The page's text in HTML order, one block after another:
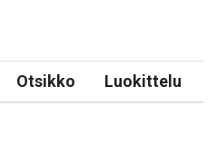
Otsikko Luokittelu